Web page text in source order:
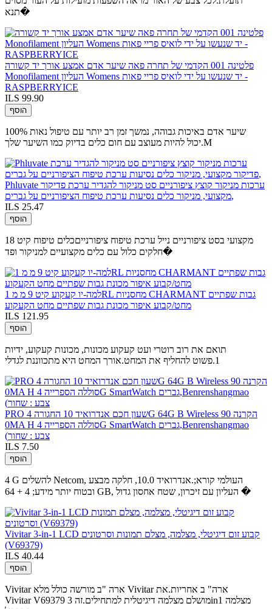
תנא�
פלטינה 001 הקדמי של תחרה פאה שיער אדם אמצע אורך יד קשורה
Monofilament העליון Womens יד שנעשו על ידי לואיס פריי פאות -
RASPBERRYICE
ILS 99.90
הוסף
100% שיער אדם באיכות גבוהה, נמשך זמן רב יותר עם טיפול נאות
יכול להיות מעוצב עם חום כלים בדיוק כמו השיער שלך.M
Phluvate ערכות מניקור קוצץ ציפורניים סט מניקור להגדיר ערכת פדיקור
מקצועי, מניקור כלים נסיעות ערכת טיפוח הציפורניים על גברים,
ILS 25.47
הוסף
מקצועי בסט ציפורניים נייל ערכת טיפוח ציפורנייםכלים טיפוח קיט 18
חלקים כלול עם כלים מקצועיים למניקור ופד�
למה-יו קעקוע קיט 9 מ מ 1RL מחסניות CHARMANT גבות שפתיים
מחט/קבוע איפור מכונת גבות שפתיים מחט הקעקוע
ILS 121.95
הוסף
תואם את רוב רוטרי ועט קעקוע מכונות, מכונות קעקוע, ידיות
1.פשוט להחליף את המחט.אורך המחט היא מתכווננת לגדלי
PRO שעון חכם אנדרואיד 10 החגורה 4G 64G B Wireless הקרנה 90
0MA H סוללה הספרייה 4G SmartWatch גברים,Benrenshangmao
(צבע : שחור
ILS 7.50
הוסף
4 G להשלים Netcom, העולמי קורא;.אנדרואיד 10.0, חלקה מבצע
ובטוח יותר מידע; 4 + 64 GB, העליון עם זיכרון, שטח אחסון גדול �
Vivitar 3-in-1 LCD קבוע זום דיגיטלי, מצלמה, מצלם תמונות וסרטונים
(V69379)
ILS 40.44
הוסף
Vivitar ארה "ב מורשה כולל מלא Vivitar ארה" ב אחריות.את
Vivitar V69379 מושלם מצלמה דיגיטלית למתחילים.זה 3in1 מצלמה